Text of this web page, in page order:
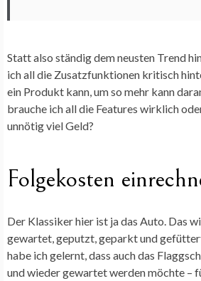
Statt also ständig dem neusten Trend
ich all die Zusatzfunktionen kritisch
ein Produkt kann, um so mehr kann
brauche ich all die Features wirklich
unnötig viel Geld?
Folgekosten
Der Klassiker hier ist ja das Auto. Das
gewartet, geputzt, geparkt und
habe ich gelernt, dass auch das
und wieder gewartet werden möchte –